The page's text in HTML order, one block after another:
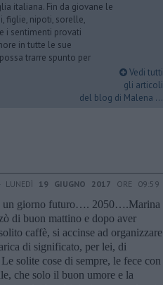
italiana. Fin da giovane le
figlie, nipoti, sorelle,
i sentimenti provati
in tutte le sue
trarre spunto per
Vedi tutti
gli articoli
del blog di Malena ...
19 GIUGNO 2017 ORE 09:59
un giorno futuro…. 2050….Marina
di buon mattino e dopo aver
caffè, si accinse ad organizzare
di significato, per lei, di
solite cose di sempre, le fece con
che solo il buon umore e la